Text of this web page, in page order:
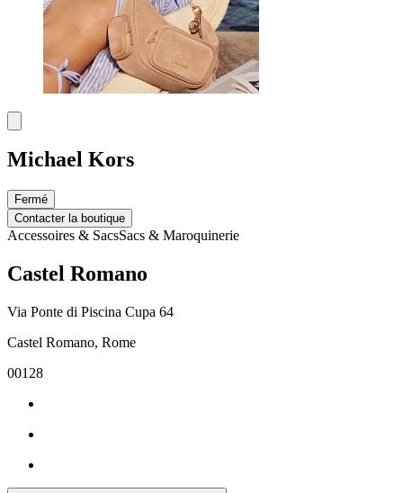
Michael Kors
Fermé
Contacter la boutique
Accessoires & SacsSacs & Maroquinerie
Castel Romano
Via Ponte di Piscina Cupa 64
Castel Romano, Rome
00128